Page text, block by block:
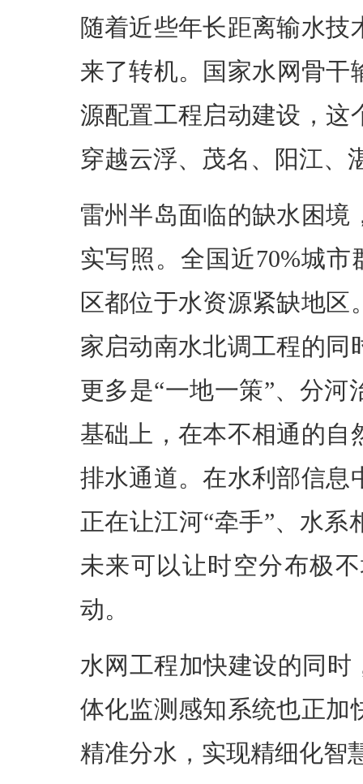
随着近些年长距离输水
来了转机。国家水网骨
源配置工程启动建设，这
穿越云浮、茂名、阳江、
雷州半岛面临的缺水困境
实写照。全国近70%城市
区都位于水资源紧缺地
家启动南水北调工程的同
更多是“一地一策”、分
基础上，在本不相通的自
排水通道。在水利部信息
正在让江河“牵手”、水
未来可以让时空分布极
动。
水网工程加快建设的同时
体化监测感知系统也正加
精准分水，实现精细化智